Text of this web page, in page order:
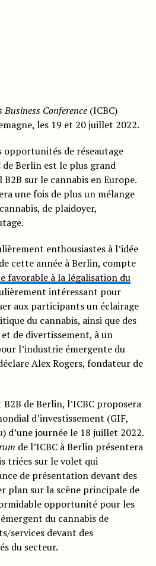
Conference(ICBC)
les 19 et 20 juillet 2022.
de réseautage
de Berlin est le plus grand
sur le cannabis en Europe.
une fois de plus un mélange
de plaidoyer,
enthousiastes à l’idée
cette année à Berlin, compte
favorable à la légalisation du
intéressant pour
aux participants un éclairage
du cannabis, ainsi que des
de divertissement, à un
l’industrie émergente du
Alex Rogers, fondateur de
de Berlin, l’ICBC proposera
d’investissement (GIF,
) d’une journée le 18 juillet 2022.
de l’ICBC à Berlin présentera
triées sur le volet qui
de présentation devant des
plan sur la scène principale de
opportunité pour les
du cannabis de
services devant des
du secteur.